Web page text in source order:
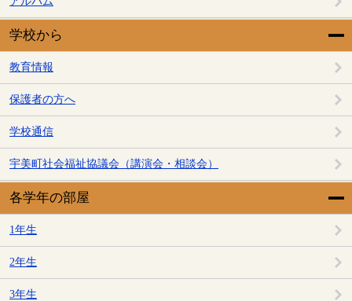
学校から
教育情報
保護者の方へ
学校通信
宇美町社会福祉協議会（講演会・相談会）
各学年の部屋
1年生
2年生
3年生